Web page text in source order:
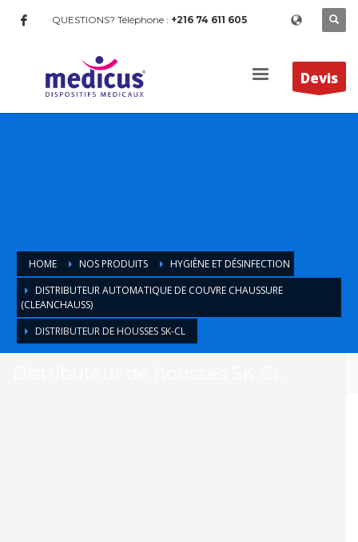
QUESTIONS? Téléphone : +216 74 611 605
Devis
HOME NOS PRODUITS
HYGIÈNE ET DÉSINFECTION
DISTRIBUTEUR AUTOMATIQUE DE COUVRE CHAUSSURE
(CLEANCHAUSS)
DISTRIBUTEUR DE HOUSSES SK-CL